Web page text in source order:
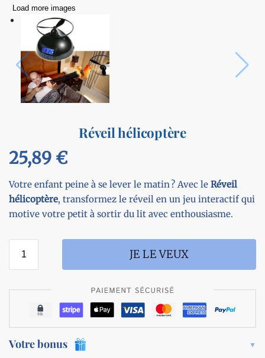
Load more images
Réveil hélicoptère
25,89 €
Votre enfant peine à se lever le matin ? Avec le Réveil
hélicoptère, transformez le réveil en un jeu interactif qui
motive votre petit à sortir du lit avec enthousiasme.
JE LE VEUX
Votre bonus